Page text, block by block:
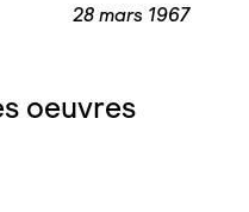
28 mars 1967
oeuvres